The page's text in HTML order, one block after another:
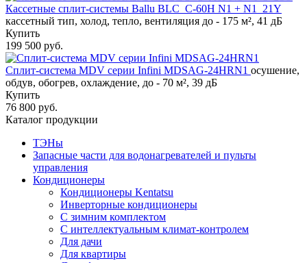
Кассетные сплит-системы Ballu BLC_C-60H N1 + N1_21Y
кассетный тип, холод, тепло, вентиляция до - 175 м², 41 дБ
Купить
199 500 руб.
Сплит-система MDV серии Infini MDSAG-24HRN1 осушение,
обдув, обогрев, охлаждение, до - 70 м², 39 дБ
Купить
76 800 руб.
Каталог продукции
ТЭНы
Запасные части для водонагревателей и пульты
управления
Кондиционеры
Кондиционеры Kentatsu
Инверторные кондиционеры
С зимним комплектом
С интеллектуальным климат-контролем
Для дачи
Для квартиры